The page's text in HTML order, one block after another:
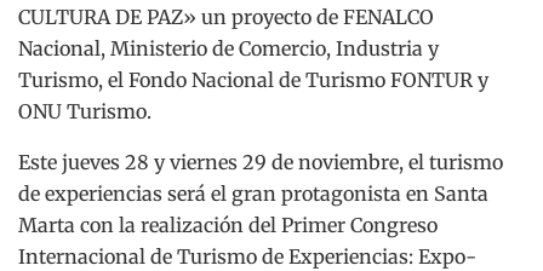
CULTURA DE PAZ» un proyecto de FENALCO
Nacional, Ministerio de Comercio, Industria y
Turismo, el Fondo Nacional de Turismo FONTUR y
ONU Turismo.
Este jueves 28 y viernes 29 de noviembre, el turismo
de experiencias será el gran protagonista en Santa
Marta con la realización del Primer Congreso
Internacional de Turismo de Experiencias: Expo-